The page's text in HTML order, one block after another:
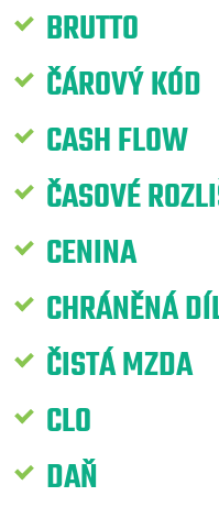
BRUTTO
ČÁROVÝ KÓD
CASH FLOW
ČASOVÉ
CENINA
CHRÁNĚNÁ
ČISTÁ MZDA
CLO
DAŇ